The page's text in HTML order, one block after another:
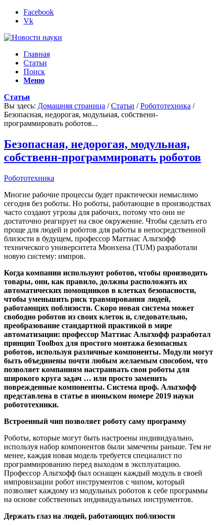
Facebook
Vk
Главная
Статьи
Поиск
Меню
Статьи
Вы здесь: Домашняя страница / Статьи / Робототехника /
Безопасная, недорогая, модульная, собственн-
программировать роботов...
Безопасная, недорогая, модульная,
собственн-программировать роботов
Робототехника
Многие рабочие процессы будет практически немыслимо
сегодня без роботы. Но роботы, работающие в производствах
часто создают угрозы для рабочих, потому что они не
достаточно реагирует на свое окружение. Чтобы сделать его
проще для людей и роботов для работы в непосредственной
близости в будущем, профессор Маттиас Альтхофф
технического университета Мюнхена (TUM) разработали
новую систему: импров.
Когда компании используют роботов, чтобы производить
товары, они, как правило, должны расположить их
автоматических помощников в клетках безопасности,
чтобы уменьшить риск травмирования людей,
работающих поблизости. Скоро новая система может
свободно роботов из своих клеток и, следовательно,
преобразование стандартной практикой в мире
автоматизации: профессор Маттиас Альтхофф разработал
принцип Toolbox для простого монтажа безопасных
роботов, используя различные компоненты. Модули могут
быть объединены почти любым желаемым способом, что
позволяет компаниям настраивать свои роботы для
широкого круга задач … или просто заменить
поврежденные компоненты. Система проф. Альтхофф
представлена в статье в июньском номере 2019 науки
робототехники.
Встроенный чип позволяет роботу саму программу
Роботы, которые могут быть настроены индивидуально,
используя набор компонентов были замечены раньше. Тем не
менее, каждая новая модель требуется специалист по
программированию перед выходом в эксплуатацию.
Профессор Альтхофф был оснащен каждый модуль в своей
импровизации робот инструментов с чипом, который
позволяет каждому из модульных роботов к себе программы
на основе собственных индивидуальных инструментов.
Держать глаз на людей, работающих поблизости